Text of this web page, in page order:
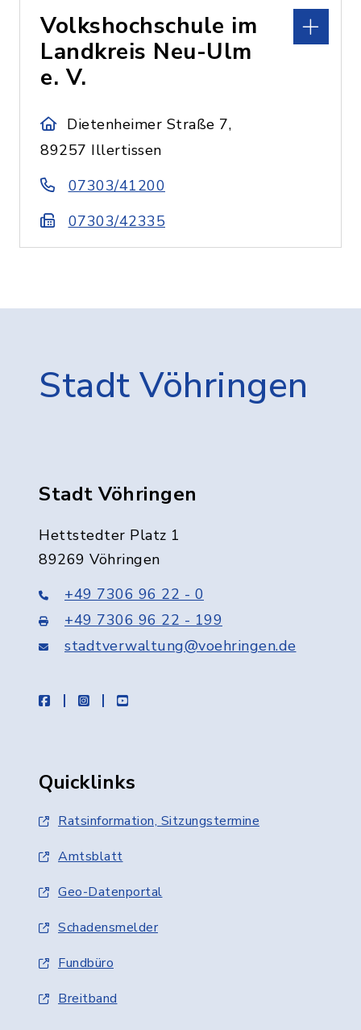
Volkshochschule im
Landkreis Neu-Ulm
e. V.
Dietenheimer Straße 7,
89257 Illertissen
07303/41200
07303/42335
Stadt Vöhringen
Stadt Vöhringen
Hettstedter Platz 1
89269 Vöhringen
+49 7306 96 22 - 0
+49 7306 96 22 - 199
stadtverwaltung@voehringen.de
facebookinstagramyoutube
Quicklinks
Ratsinformation, Sitzungstermine
Amtsblatt
Geo-Datenportal
Schadensmelder
Fundbüro
Breitband